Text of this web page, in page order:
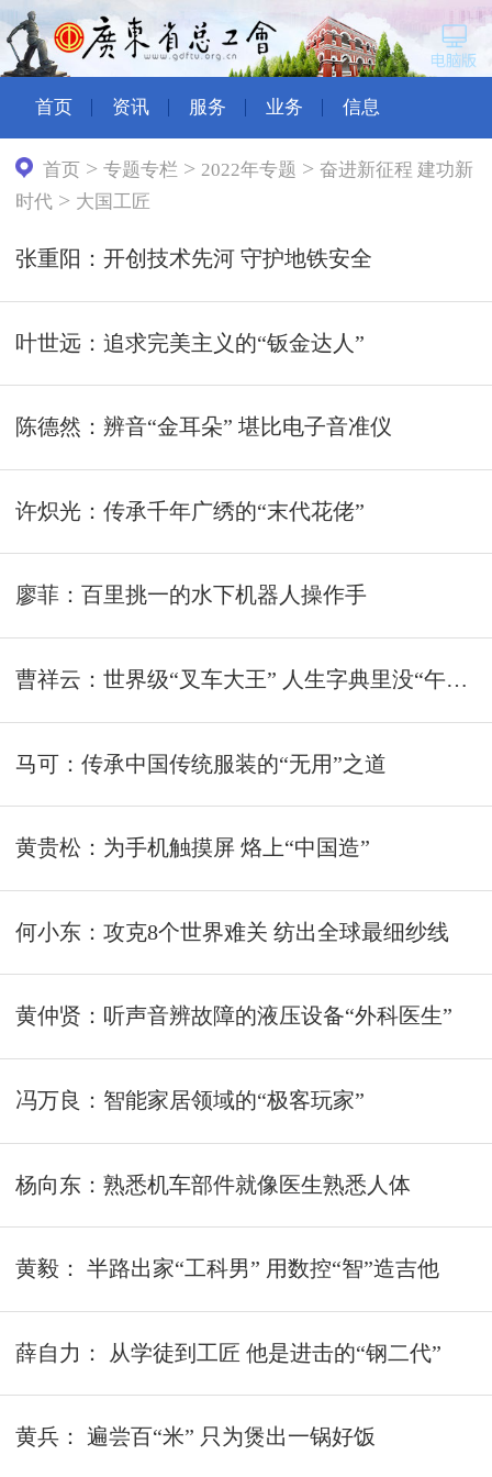
首页 资讯 服务 业务 信息
首页 >专题专栏 > 2022年专题 >奋进新征程 建功新
时代 > 大国工匠
张重阳：开创技术先河 守护地铁安全
叶世远：追求完美主义的“钣金达人”
陈德然：辨音“金耳朵” 堪比电子音准仪
许炽光：传承千年广绣的“末代花佬”
廖菲：百里挑一的水下机器人操作手
曹祥云：世界级“叉车大王” 人生字典里没“午休”
马可：传承中国传统服装的“无用”之道
黄贵松：为手机触摸屏 烙上“中国造”
何小东：攻克8个世界难关 纺出全球最细纱线
黄仲贤：听声音辨故障的液压设备“外科医生”
冯万良：智能家居领域的“极客玩家”
杨向东：熟悉机车部件就像医生熟悉人体
黄毅： 半路出家“工科男” 用数控“智”造吉他
薛自力： 从学徒到工匠 他是进击的“钢二代”
黄兵： 遍尝百“米” 只为煲出一锅好饭